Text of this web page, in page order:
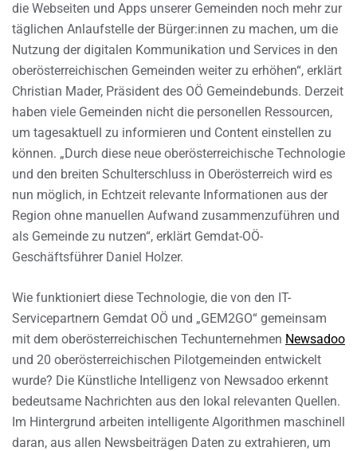
die Webseiten und Apps unserer Gemeinden noch mehr zur
täglichen Anlaufstelle der Bürger:innen zu machen, um die
Nutzung der digitalen Kommunikation und Services in den
oberösterreichischen Gemeinden weiter zu erhöhen“, erklärt
Christian Mader, Präsident des OÖ Gemeindebunds. Derzeit
haben viele Gemeinden nicht die personellen Ressourcen,
um tagesaktuell zu informieren und Content einstellen zu
können. „Durch diese neue oberösterreichische Technologie
und den breiten Schulterschluss in Oberösterreich wird es
nun möglich, in Echtzeit relevante Informationen aus der
Region ohne manuellen Aufwand zusammenzuführen und
als Gemeinde zu nutzen“, erklärt Gemdat-OÖ-
Geschäftsführer Daniel Holzer.
Wie funktioniert diese Technologie, die von den IT-
Servicepartnern Gemdat OÖ und „GEM2GO“ gemeinsam
mit dem oberösterreichischen Techunternehmen Newsadoo
und 20 oberösterreichischen Pilotgemeinden entwickelt
wurde? Die Künstliche Intelligenz von Newsadoo erkennt
bedeutsame Nachrichten aus den lokal relevanten Quellen.
Im Hintergrund arbeiten intelligente Algorithmen maschinell
daran, aus allen Newsbeiträgen Daten zu extrahieren, um